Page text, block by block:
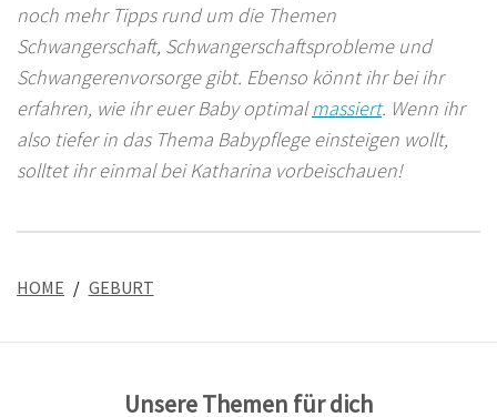
noch mehr Tipps rund um die Themen
Schwangerschaft, Schwangerschaftsprobleme und
Schwangerenvorsorge gibt. Ebenso könnt ihr bei ihr
erfahren, wie ihr euer Baby optimalmassiert. Wenn ihr
also tiefer in das Thema Babypflege einsteigen wollt,
solltet ihr einmal bei Katharina vorbeischauen!
HOME GEBURT
Unsere Themen für dich